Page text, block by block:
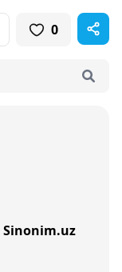
0
Sinonim.uz